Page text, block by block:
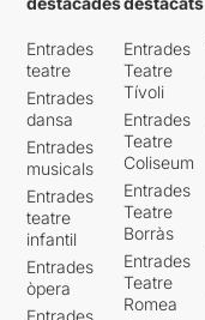
Entrades
teatre
Entrades
dansa
Entrades
musicals
Entrades
teatre
infantil
Entrades
òpera
Entrades
Entrades
Teatre
Tívoli
Entrades
Teatre
Coliseum
Entrades
Teatre
Borràs
Entrades
Teatre
Romea